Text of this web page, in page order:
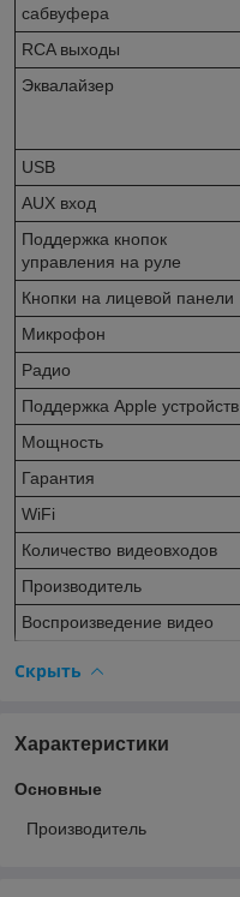
сабвуфера
RCA выходы
Эквалайзер
USB
AUX вход
Поддержка кнопок
управления на руле
Кнопки на лицевой панели
Микрофон
Радио
Поддержка Apple устройств
Мощность
Гарантия
WiFi
Количество видеовходов
Производитель
Воспроизведение видео
Скрыть
Характеристики
Основные
Производитель